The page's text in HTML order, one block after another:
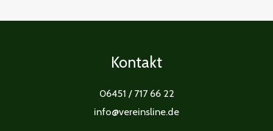
Kontakt
06451 / 717 66 22
info@vereinsline.de